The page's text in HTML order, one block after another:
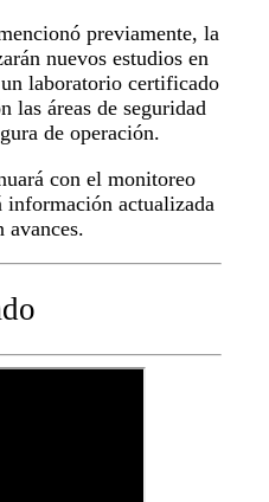
previamente, la
nuevos estudios en
laboratorio certificado
áreas de seguridad
de operación.
con el monitoreo
información actualizada
avances.